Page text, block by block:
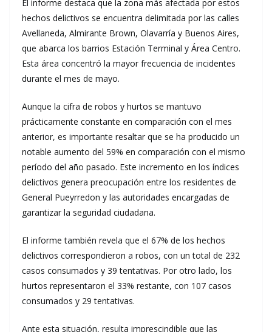
El informe destaca que la zona más afectada por estos
hechos delictivos se encuentra delimitada por las calles
Avellaneda, Almirante Brown, Olavarría y Buenos Aires,
que abarca los barrios Estación Terminal y Área Centro.
Esta área concentró la mayor frecuencia de incidentes
durante el mes de mayo.
Aunque la cifra de robos y hurtos se mantuvo
prácticamente constante en comparación con el mes
anterior, es importante resaltar que se ha producido un
notable aumento del 59% en comparación con el mismo
período del año pasado. Este incremento en los índices
delictivos genera preocupación entre los residentes de
General Pueyrredon y las autoridades encargadas de
garantizar la seguridad ciudadana.
El informe también revela que el 67% de los hechos
delictivos correspondieron a robos, con un total de 232
casos consumados y 39 tentativas. Por otro lado, los
hurtos representaron el 33% restante, con 107 casos
consumados y 29 tentativas.
Ante esta situación, resulta imprescindible que las